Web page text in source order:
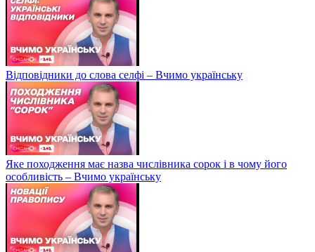
Відповідники до слова селфі – Вчимо українську
Яке походження має назва числівника сорок і в чому його
особливість – Вчимо українську